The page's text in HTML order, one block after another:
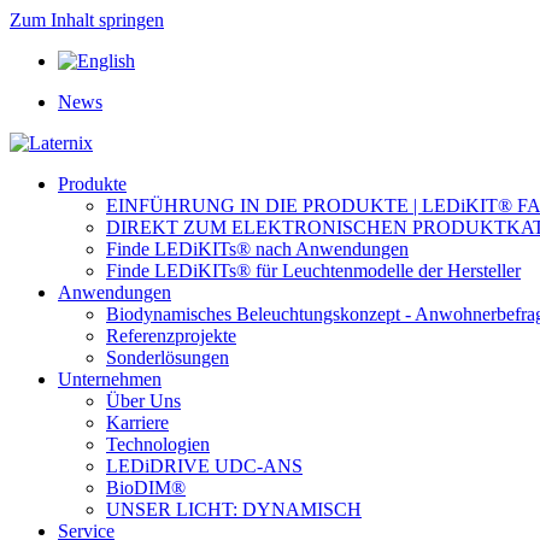
Zum Inhalt springen
News
Produkte
EINFÜHRUNG IN DIE PRODUKTE | LEDiKIT®
DIREKT ZUM ELEKTRONISCHEN
Finde LEDiKITs® nach Anwendungen
Finde LEDiKITs® für Leuchtenmodelle der Hersteller
Anwendungen
Biodynamisches Beleuchtungskonzept -
Referenzprojekte
Sonderlösungen
Unternehmen
Über Uns
Karriere
Technologien
LEDiDRIVE UDC-ANS
BioDIM®
UNSER LICHT: DYNAMISCH
Service